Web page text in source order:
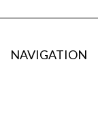
NAVIGATION